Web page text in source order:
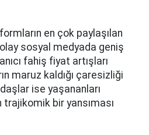
en çok paylaşılan
sosyal medyada geniş
fahiş fiyat artışları
maruz kaldığı çaresizliği
ise yaşananları
bir yansıması